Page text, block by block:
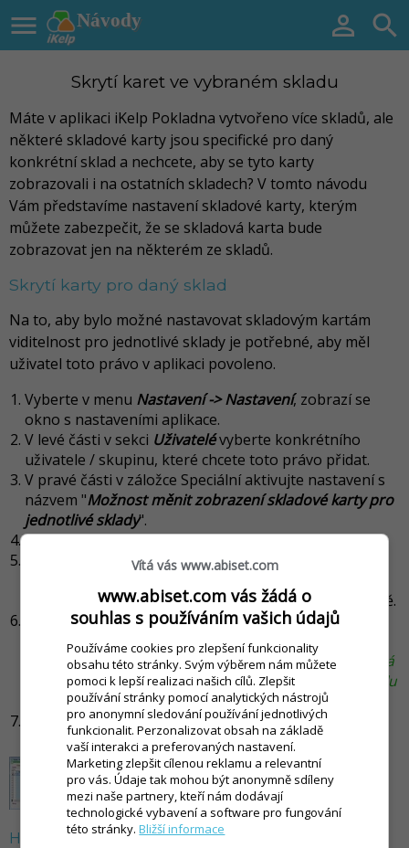
Návody
  
Skrytí karet ve vybraném skladu
Máte v aplikaci iKelp Pokladna vytvořeno více skladů, ale
některé skladové karty jsou specifické pro daný
konkrétní sklad a nechcete, aby se tyto karty
zobrazovali i na ostatních skladech? V tomto návodu
Vám představíme nastavení skladové karty, kterým
můžete zabezpečit, že se skladová karta bude
zobrazovat jen na některém ze skladů.
Skrytí karty pro daný sklad
Na to, aby bylo možné nastavovat skladovým kartám
viditelnost pro jednotlivé sklady je potřebné, aby měl
uživatel toto právo v aplikaci povoleno.
Vyberte v menu Nastavení -> Nastavení, zobrazí se
okno s nastaveními aplikace.
V levé části v sekci Uživatelévyberte konkrétního
uživatele / skupinu, které chcete toto právo přidat.
V pravé části v záložce Speciální aktivujte nastavení s
názvem "Možnost měnit zobrazení skladové karty pro
jednotlivé sklady".
Změnu potvrdíte kliknutím na tlačítkoUložit.
Skladové karty) zobrazíte kliknutím
kliknutím na tlačítko s písmenem K na nástrojové liště.
Otevřte si danou skladovou kartu na úpravu a v
záložce Sklady definujte, pro které sklady bude daná
skladová karta skrytá. (V našem případě bude skladová
karta viditelná v Hlavním skladu, nebude vidět ve skladu
Provoz č. 1.)
Změnu potvrdíte kliknutím na tlačítkoUložit
Hromadné skrytí skladových karet pro daný sklad
Vítá vás www.abiset.com
www.abiset.com vás žádá o
souhlas s používáním vašich údajů
Používáme cookies pro zlepšení funkcionality
obsahu této stránky. Svým výběrem nám můžete
pomoci k lepší realizaci našich cílů. Zlepšit
používání stránky pomocí analytických nástrojů
pro anonymní sledování používání jednotlivých
funkcionalit. Perzonalizovat obsah na základě
vaší interakci a preferovaných nastavení.
Marketing zlepšit cílenou reklamu a relevantní
pro vás. Údaje tak mohou být anonymně sdíleny
mezi naše partnery, kteří nám dodávají
technologické vybavení a software pro fungování
této stránky.Bližší informace